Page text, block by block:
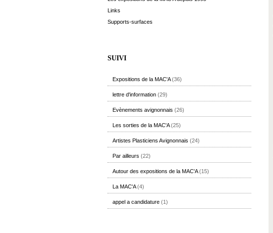
Links
Supports-surfaces
SUIVI
Expositions de la MAC'A(36)
lettre d'information (29)
Evènements avignonnais (26)
Les sorties de la MAC'A(25)
Artistes Plasticiens Avignonnais (24)
Par ailleurs (22)
Autour des expositions de la MAC'A(15)
La MAC'A(4)
appel a candidature (1)